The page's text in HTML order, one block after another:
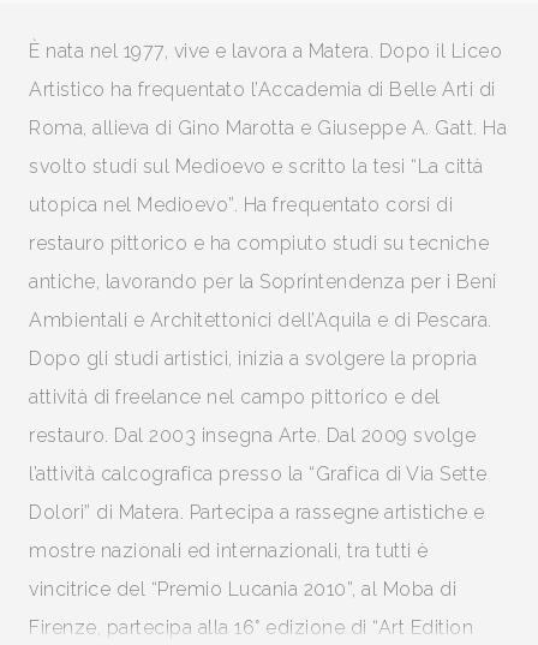
È nata nel 1977, vive e lavora a Matera. Dopo il Liceo
Artistico ha frequentato l’Accademia di Belle Arti di
Roma, allieva di Gino Marotta e Giuseppe A. Gatt. Ha
svolto studi sul Medioevo e scritto la tesi “La città
utopica nel Medioevo”. Ha frequentato corsi di
restauro pittorico e ha compiuto studi su tecniche
antiche, lavorando per la Soprintendenza per i Beni
Ambientali e Architettonici dell’Aquila e di Pescara.
Dopo gli studi artistici, inizia a svolgere la propria
attività di freelance nel campo pittorico e del
restauro. Dal 2003 insegna Arte. Dal 2009 svolge
l’attività calcografica presso la “Grafica di Via Sette
Dolori” di Matera. Partecipa a rassegne artistiche e
mostre nazionali ed internazionali, tra tutti è
vincitrice del “Premio Lucania 2010”, al Moba di
Firenze, partecipa alla 16° edizione di “Art Edition